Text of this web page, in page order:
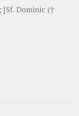
[Sf. Dominic (†